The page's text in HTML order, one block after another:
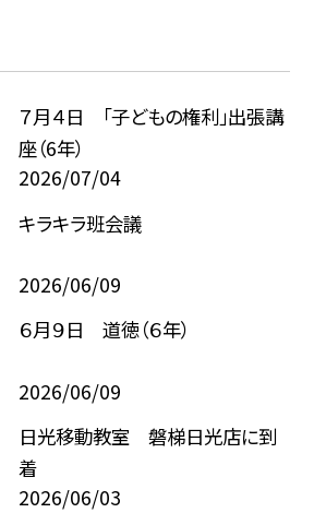
７月４日 「子どもの権利」出張講
座（6年）
2026/07/04
キラキラ班会議
2026/06/09
６月９日 道徳（６年）
2026/06/09
日光移動教室 磐梯日光店に到
着
2026/06/03